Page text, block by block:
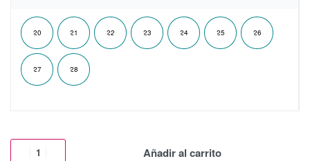
20 21 22 23 24 25 26
27 28
Añadir al carrito